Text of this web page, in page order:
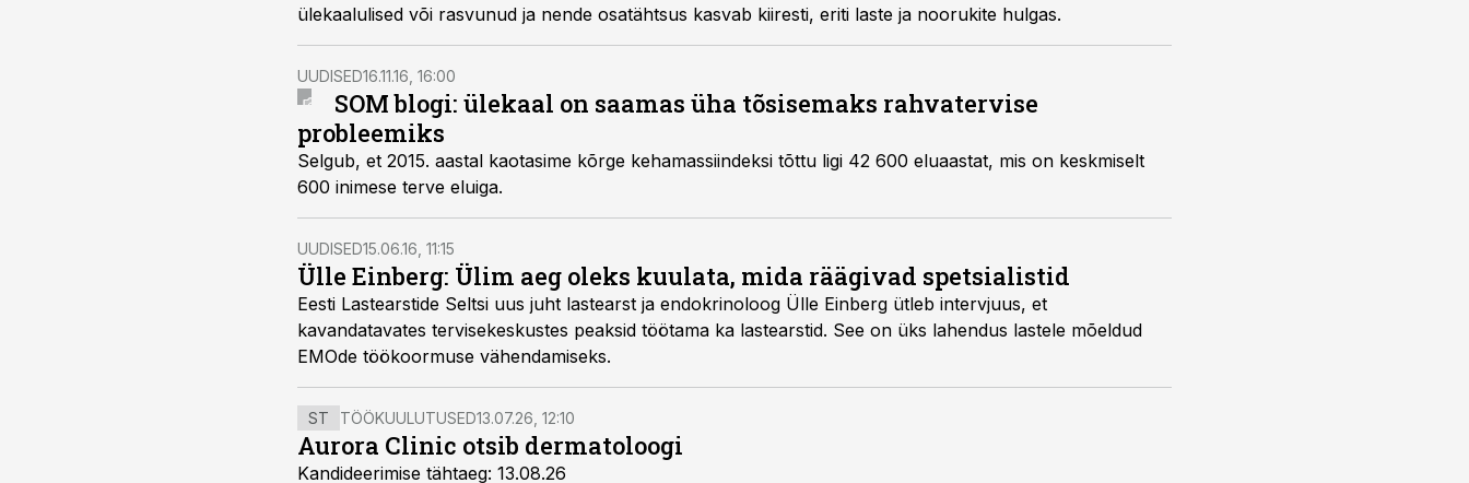
ülekaalulised või rasvunud ja nende osatähtsus kasvab kiiresti, eriti laste ja noorukite hulgas.
UUDISED16.11.16, 16:00
SOM blogi: ülekaal on saamas üha tõsisemaks rahvatervise
probleemiks
Selgub, et 2015. aastal kaotasime kõrge kehamassiindeksi tõttu ligi 42 600 eluaastat, mis on keskmiselt
600 inimese terve eluiga.
UUDISED15.06.16, 11:15
Ülle Einberg: Ülim aeg oleks kuulata, mida räägivad spetsialistid
Eesti Lastearstide Seltsi uus juht lastearst ja endokrinoloog Ülle Einberg ütleb intervjuus, et
kavandatavates tervisekeskustes peaksid töötama ka lastearstid. See on üks lahendus lastele mõeldud
EMOde töökoormuse vähendamiseks.
ST TÖÖKUULUTUSED13.07.26, 12:10
Aurora Clinic otsib dermatoloogi
Kandideerimise tähtaeg: 13.08.26